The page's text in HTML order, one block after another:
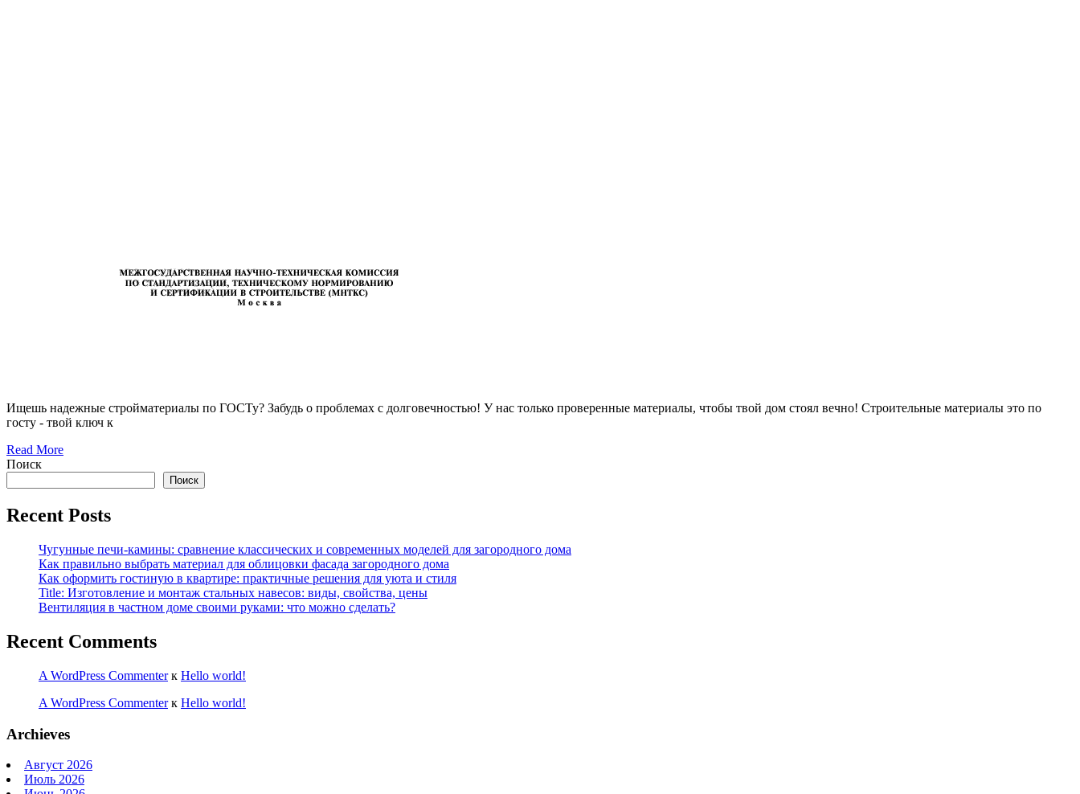
Ищешь надежные стройматериалы по ГОСТу? Забудь о проблемах с долговечностью! У нас только проверенные материалы, чтобы твой дом стоял вечно! Строительные материалы это по
госту - твой ключ к
Read More
Поиск
Поиск
Recent Posts
Чугунные печи-камины: сравнение классических и современных моделей для загородного дома
Как правильно выбрать материал для облицовки фасада загородного дома
Как оформить гостиную в квартире: практичные решения для уюта и стиля
Title: Изготовление и монтаж стальных навесов: виды, свойства, цены
Вентиляция в частном доме своими руками: что можно сделать?
Recent Comments
A WordPress Commenterк Hello world!
A WordPress Commenterк Hello world!
Archieves
Август 2026
Июль 2026